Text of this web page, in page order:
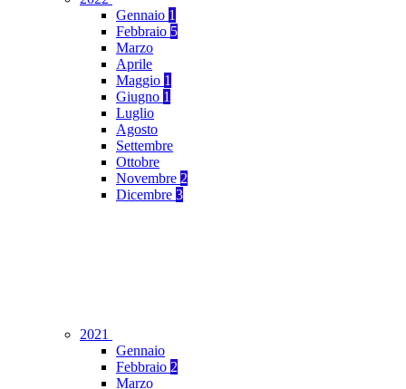
Gennaio 1
Febbraio 5
Marzo
Aprile
Maggio 1
Giugno 1
Luglio
Agosto
Settembre
Ottobre
Novembre 2
Dicembre 3
2021
Gennaio
Febbraio 2
Marzo